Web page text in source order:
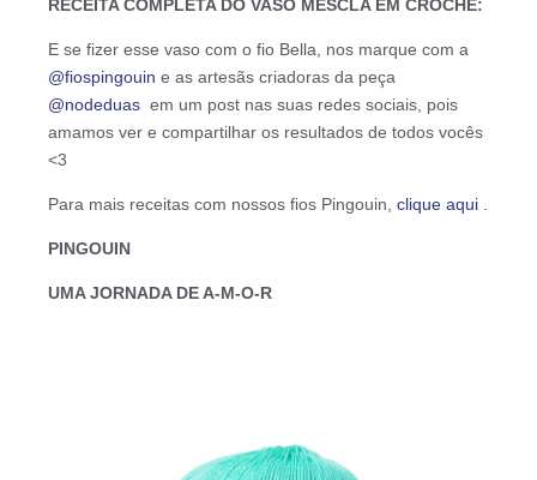
RECEITA COMPLETA DO VASO MESCLA EM CROCHÊ:
E se fizer esse vaso com o fio Bella, nos marque com a
@fiospingouin e as artesãs criadoras da peça
@nodeduas em um post nas suas redes sociais, pois
amamos ver e compartilhar os resultados de todos vocês
<3
Para mais receitas com nossos fios Pingouin, clique aqui
PINGOUIN
UMA JORNADA DE A-M-O-R